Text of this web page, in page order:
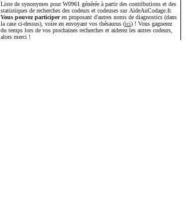
Liste de synonymes pour W0961 générée à partir des contributions et des
statistiques de recherches des codeurs et codeuses sur AideAuCodage.fr.
Vous pouvez participeren proposant d'autres noms de diagnostics (dans
la case ci-dessus), voire en envoyant vos thésaurus (ici) ! Vous gagnerez
du temps lors de vos prochaines recherches et aiderez les autres codeurs,
alors merci !